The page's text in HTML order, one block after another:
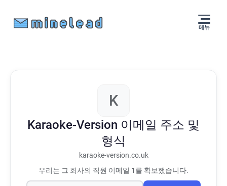
메뉴
K
Karaoke-Version 이메일 주소 및
형식
karaoke-version.co.uk
우리는 그 회사의 직원 이메일 1를 확보했습니다.